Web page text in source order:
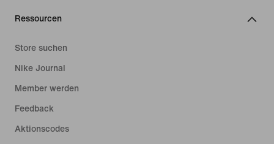
Ressourcen
Store suchen
Nike Journal
Member werden
Feedback
Aktionscodes